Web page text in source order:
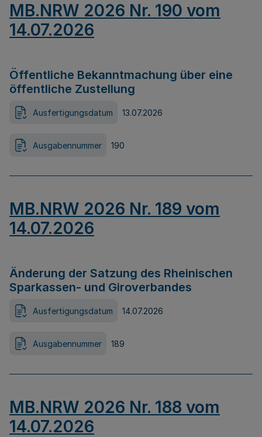
MB.NRW 2026 Nr. 190 vom
14.07.2026
Öffentliche Bekanntmachung über eine
öffentliche Zustellung
Ausfertigungsdatum 13.07.2026
Ausgabennummer 190
MB.NRW 2026 Nr. 189 vom
14.07.2026
Änderung der Satzung des Rheinischen
Sparkassen- und Giroverbandes
Ausfertigungsdatum 14.07.2026
Ausgabennummer 189
MB.NRW 2026 Nr. 188 vom
14.07.2026